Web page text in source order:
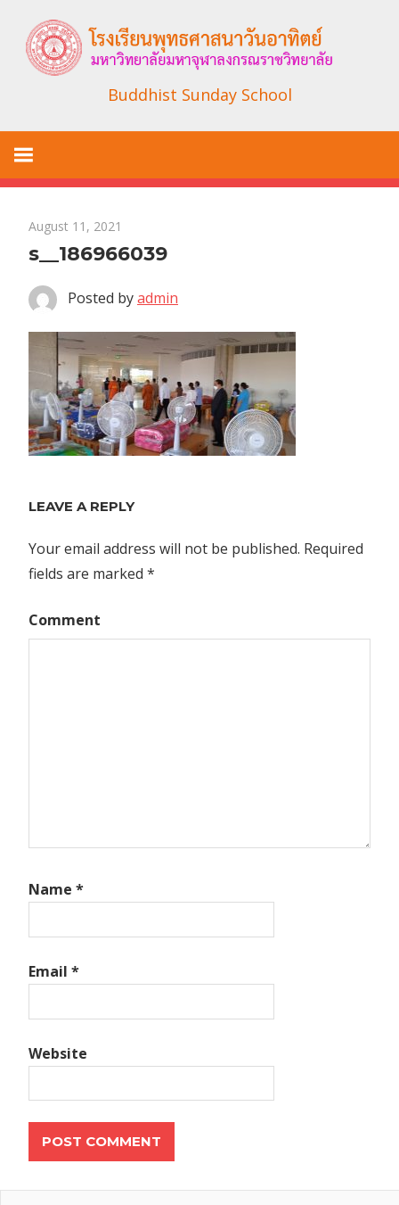
content
Buddhist Sunday School
August 11, 2021
s__186966039
Posted byadmin
LEAVE A REPLY
Your email address will not be published. Required
fields are marked *
Comment
Name *
Email *
Website